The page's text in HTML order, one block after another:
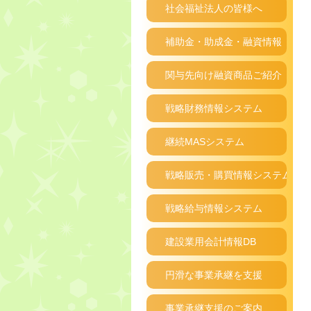
社会福祉法人の皆様へ
補助金・助成金・融資情報
関与先向け融資商品ご紹介
戦略財務情報システム
継続MASシステム
戦略販売・購買情報システム
戦略給与情報システム
建設業用会計情報DB
円滑な事業承継を支援
事業承継支援のご案内